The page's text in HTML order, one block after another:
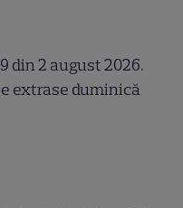
din 2 august 2026.
extrase duminică